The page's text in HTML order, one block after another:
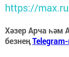
https://
Хәзер Арча һәм
безнең